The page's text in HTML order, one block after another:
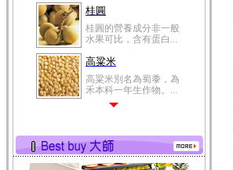
桂圓
桂圓的營養成分非一般
水果可比，含有蛋白...
高粱米
高粱米別名為蜀黍，為
禾本科一年生作物。...
有蛋白質、脂肪、磷...
鮪魚